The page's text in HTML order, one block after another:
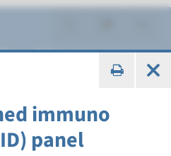
immuno
panel
immuno